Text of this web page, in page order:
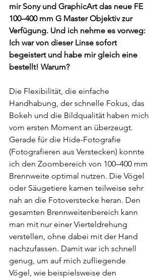
mir Sony und GraphicArt das neue FE
100–400 mm G Master Objektiv zur
Verfügung. Und ich nehme es vorweg:
Ich war von dieser Linse sofort
begeistert und habe mir gleich eine
bestellt! Warum?
Die Flexibilität, die einfache
Handhabung, der schnelle Fokus, das
Bokeh und die Bildqualität haben mich
vom ersten Moment an überzeugt.
Gerade für die Hide-Fotografie
(Fotografieren aus Verstecken) konnte
ich den Zoombereich von 100–400 mm
Brennweite optimal nutzen. Die Vögel
oder Säugetiere kamen teilweise sehr
nah an die Fotoverstecke heran. Den
gesamten Brennweitenbereich kann
man mit nur einer Vierteldrehung
verstellen, ohne dabei mit der Hand
nachzufassen. Damit war ich schnell
genug, um auf mich zufliegende
Vögel, wie beispielsweise den